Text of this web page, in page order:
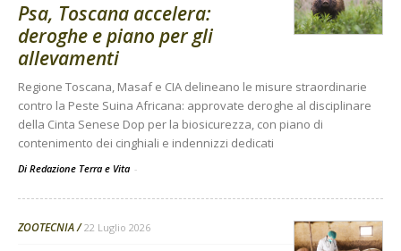
Psa, Toscana accelera:
deroghe e piano per gli
allevamenti
Regione Toscana, Masaf e CIA delineano le misure straordinarie
contro la Peste Suina Africana: approvate deroghe al disciplinare
della Cinta Senese Dop per la biosicurezza, con piano di
contenimento dei cinghiali e indennizzi dedicati
Di Redazione Terra e Vita -
ZOOTECNIA 22 Luglio 2026